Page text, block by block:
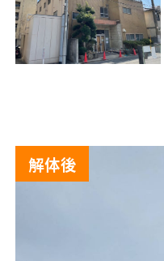
解体後